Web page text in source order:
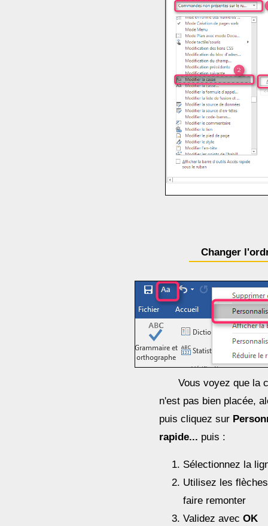
Changer
Vous voyez que la
n'est pas bien placée,
puis cliquez sur
rapide... puis :
Sélectionnez la
Utilisez les
faire remonter
Validez avecOK